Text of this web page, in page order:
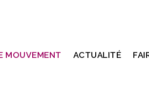
MOUVEMENT ACTUALITÉ